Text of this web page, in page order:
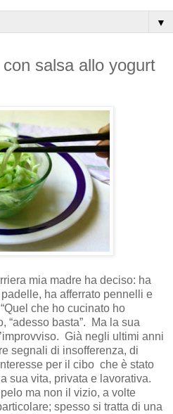
▼
salsa allo yogurt
mia madre ha deciso: ha
ha afferrato pennelli e
che ho cucinato ho
“adesso basta”.
Ma la sua
Già negli ultimi anni
segnali di insofferenza, di
per il cibo che è stato
sua vita, privata e lavorativa.
ma non il vizio, a volte
spesso si tratta di una